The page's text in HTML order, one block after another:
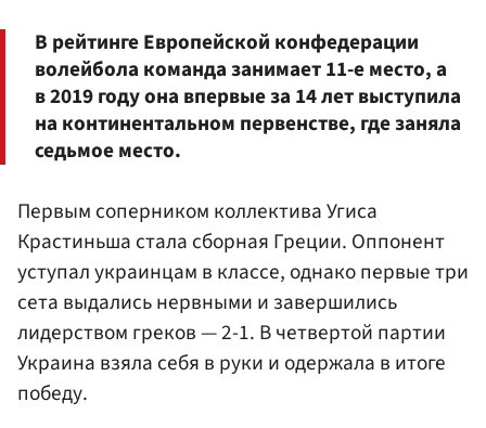
В рейтинге Европейской конфедерации
волейбола команда занимает 11-е место, а
в 2019 году она впервые за 14 лет выступила
на континентальном первенстве, где заняла
седьмое место.
Первым соперником коллектива Угиса
Крастиньша стала сборная Греции. Оппонент
уступал украинцам в классе, однако первые три
сета выдались нервными и завершились
лидерством греков — 2-1. В четвертой партии
Украина взяла себя в руки и одержала в итоге
победу.